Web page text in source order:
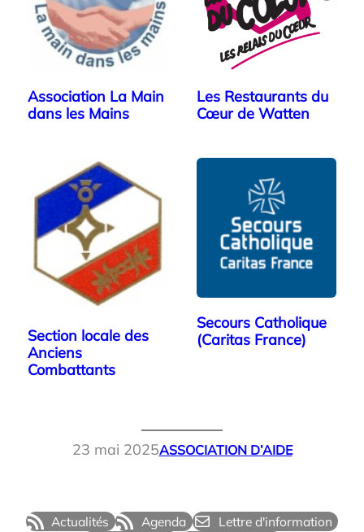
Association La Main
dans les Mains
Les Restaurants du
Cœur de Watten
Section locale des
Anciens
Combattants
Secours Catholique
(Caritas France)
23 mai 2025ASSOCIATION D’AIDE
Actualités Agenda
Lettre d'information